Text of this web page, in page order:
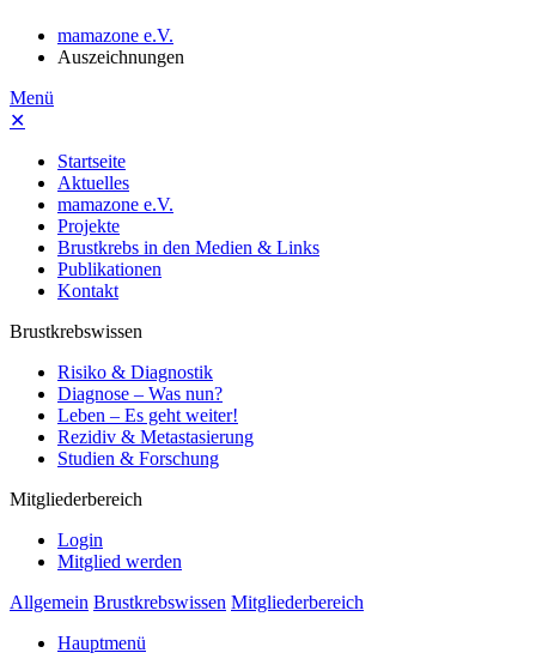
mamazone e.V.
Auszeichnungen
Menü
✕
Startseite
Aktuelles
mamazone e.V.
Projekte
Brustkrebs in den Medien & Links
Publikationen
Kontakt
Brustkrebswissen
Risiko & Diagnostik
Diagnose – Was nun?
Leben – Es geht weiter!
Rezidiv & Metastasierung
Studien & Forschung
Mitgliederbereich
Login
Mitglied werden
Allgemein Brustkrebswissen Mitgliederbereich
Hauptmenü